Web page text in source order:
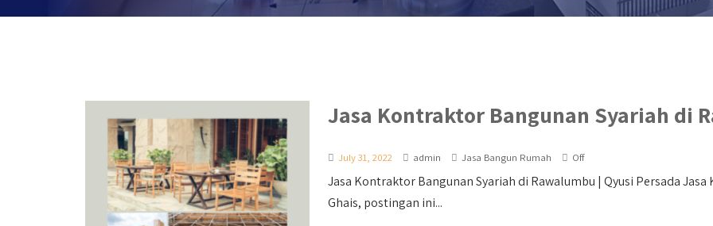
Jasa Kontraktor Bangunan Syariah di
July 31, 2022 admin Jasa Bangun Rumah Off
Jasa Kontraktor Bangunan Syariah di Rawalumbu | Qyusi Persada
Ghais, postingan ini...